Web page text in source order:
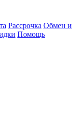
Рассрочка Обмен и
Помощь